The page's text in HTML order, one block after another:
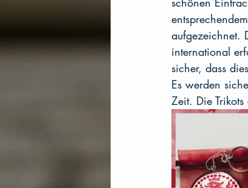
aufgezeichnet.
international
sicher, dass
Es werden
Zeit. Die